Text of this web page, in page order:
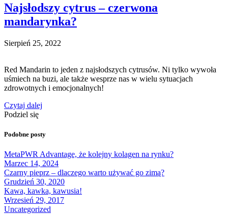
Najsłodszy cytrus – czerwona
mandarynka?
Sierpień 25, 2022
Red Mandarin to jeden z najsłodszych cytrusów. Ni tylko wywoła
uśmiech na buzi, ale także wesprze nas w wielu sytuacjach
zdrowotnych i emocjonalnych!
Czytaj dalej
Podziel się
Podobne posty
MetaPWR Advantage, że kolejny kolagen na rynku?
Marzec 14, 2024
Czarny pieprz – dlaczego warto używać go zimą?
Grudzień 30, 2020
Kawa, kawka, kawusia!
Wrzesień 29, 2017
Uncategorized